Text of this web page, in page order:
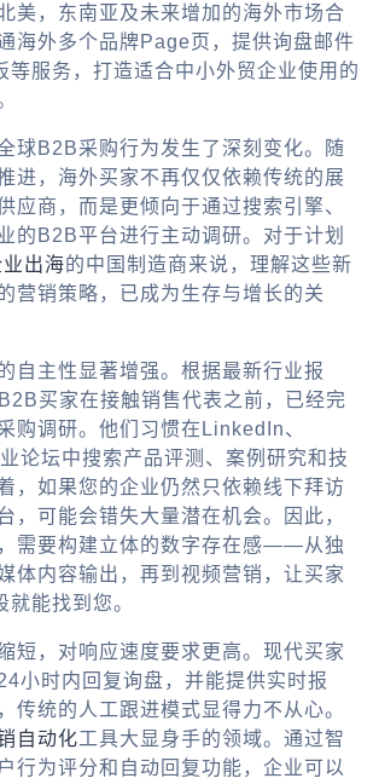
美，东南亚及未来增加的海外市场合
海外多个品牌Page页，提供询盘邮件
等服务，打造适合中小外贸企业使用的
球B2B采购行为发生了深刻变化。随
进，海外买家不再仅仅依赖传统的展
应商，而是更倾向于通过搜索引擎、
的B2B平台进行主动调研。对于计划
出海的中国制造商来说，理解这些新
营销策略，已成为生存与增长的关
自主性显著增强。根据最新行业报
买家在接触销售代表之前，已经完
购调研。他们习惯在LinkedIn、
论坛中搜索产品评测、案例研究和技
，如果您的企业仍然只依赖线下拜访
，可能会错失大量潜在机会。因此，
需要构建立体的数字存在感——从独
体内容输出，再到视频营销，让买家
就能找到您。
短，对响应速度要求更高。现代买家
小时内回复询盘，并能提供实时报
传统的人工跟进模式显得力不从心。
自动化工具大显身手的领域。通过智
行为评分和自动回复功能，企业可以